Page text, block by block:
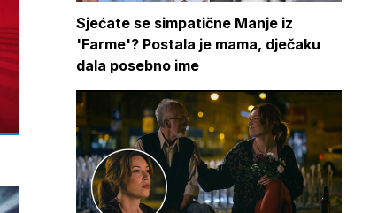
Sjećate se simpatične Manje iz
'Farme'? Postala je mama, dječaku
dala posebno ime